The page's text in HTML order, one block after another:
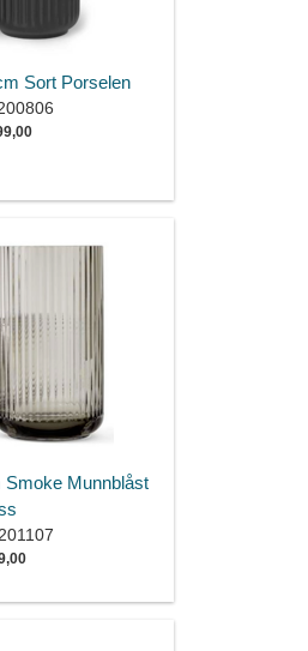
Sort Porselen
Smoke Munnblåst